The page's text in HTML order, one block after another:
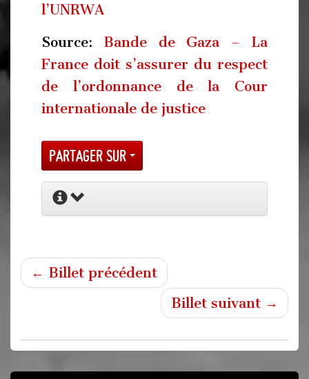
l’UNRWA
Source: Bande de Gaza – La
France doit s’assurer du respect
de l’ordonnance de la Cour
internationale de justice
Partager sur
← Billet précédent
Billet suivant →